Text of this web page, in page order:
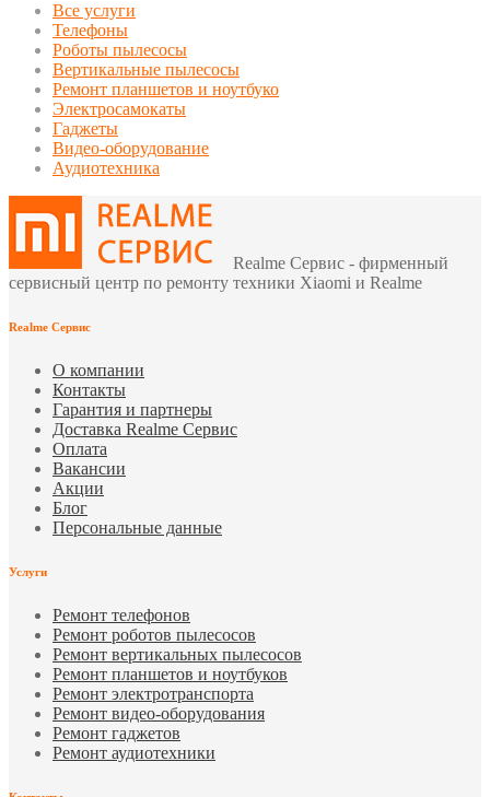
Все услуги
Телефоны
Роботы пылесосы
Вертикальные пылесосы
Ремонт планшетов и ноутбуко
Электросамокаты
Гаджеты
Видео-оборудование
Аудиотехника
Realme Сервис - фирменный
сервисный центр по ремонту техники Xiaomi и Realme
Realme Сервис
О компании
Контакты
Гарантия и партнеры
Доставка Realme Сервис
Оплата
Вакансии
Акции
Блог
Персональные данные
Услуги
Ремонт телефонов
Ремонт роботов пылесосов
Ремонт вертикальных пылесосов
Ремонт планшетов и ноутбуков
Ремонт электротранспорта
Ремонт видео-оборудования
Ремонт гаджетов
Ремонт аудиотехники